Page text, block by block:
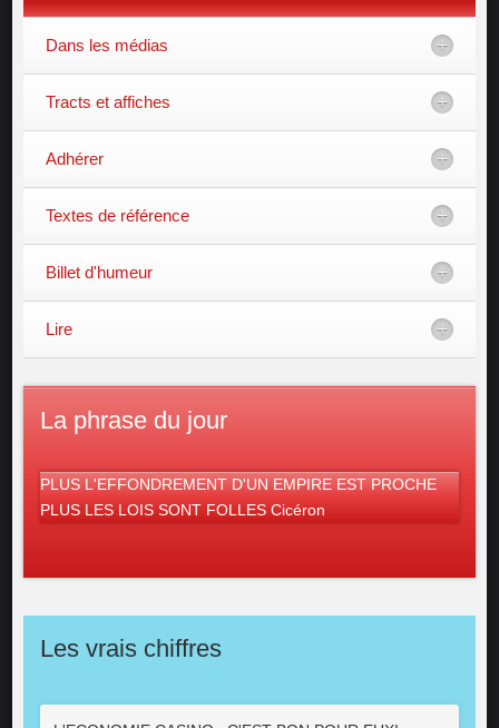
Dans les médias
Tracts et affiches
Adhérer
Textes de référence
Billet d'humeur
Lire
La phrase du jour
PLUS L'EFFONDREMENT D'UN EMPIRE EST PROCHE
PLUS LES LOIS SONT FOLLES Cicéron
Les vrais chiffres